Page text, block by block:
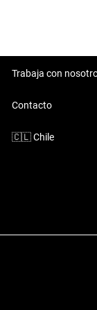
Trabaja con
Contacto
🇨🇱Chile